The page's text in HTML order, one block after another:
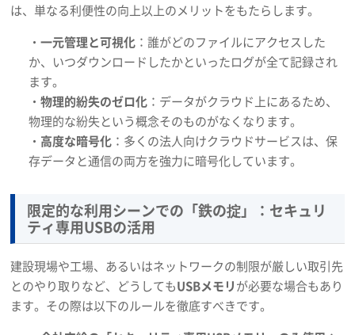
は、単なる利便性の向上以上のメリットをもたらします。
・ 一元管理と可視化：誰がどのファイルにアクセスした
か、いつダウンロードしたかといったログが全て記録され
ます。
・ 物理的紛失のゼロ化：データがクラウド上にあるため、
物理的な紛失という概念そのものがなくなります。
・ 高度な暗号化：多くの法人向けクラウドサービスは、保
存データと通信の両方を強力に暗号化しています。
限定的な利用シーンでの「鉄の掟」：セキュリ
ティ専用USBの活用
建設現場や工場、あるいはネットワークの制限が厳しい取引先
とのやり取りなど、どうしてもUSBメモリが必要な場合もあり
ます。その際は以下のルールを徹底すべきです。